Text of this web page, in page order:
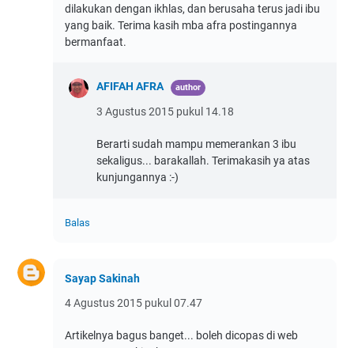
dilakukan dengan ikhlas, dan berusaha terus jadi ibu
yang baik. Terima kasih mba afra postingannya
bermanfaat.
AFIFAH AFRA
3 Agustus 2015 pukul 14.18
Berarti sudah mampu memerankan 3 ibu
sekaligus... barakallah. Terimakasih ya atas
kunjungannya :-)
Balas
Sayap Sakinah
4 Agustus 2015 pukul 07.47
Artikelnya bagus banget... boleh dicopas di web